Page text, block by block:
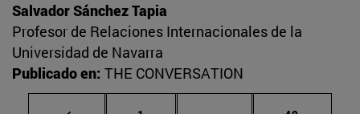
Salvador Sánchez Tapia
Profesor de Relaciones Internacionales de la
Universidad de Navarra
Publicado en: THE CONVERSATION